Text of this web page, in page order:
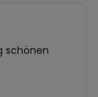
schönen